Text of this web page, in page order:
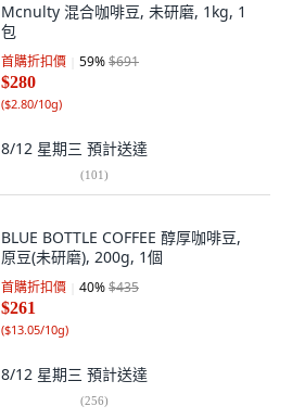
Mcnulty 混合咖啡豆, 未研磨, 1kg, 1
包
首購折扣價 59%$691
$280
($2.80/10g)
8/12 星期三 預計送達
(101)
BLUE BOTTLE COFFEE 醇厚咖啡豆,
原豆(未研磨), 200g, 1個
首購折扣價 40%$435
$261
($13.05/10g)
8/12 星期三 預計送達
(256)